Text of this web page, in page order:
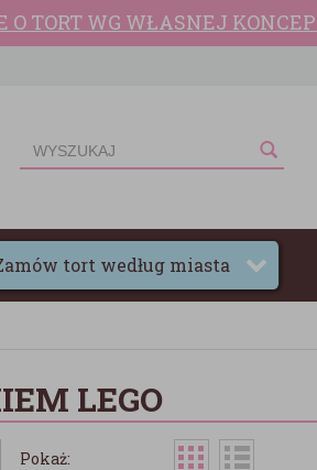
O TORT WG WŁASNEJ
tort według miasta
LEGO
Pokaż: